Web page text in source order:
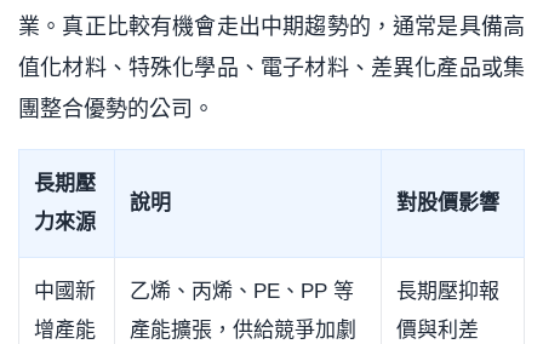
業。真正比較有機會走出中期趨勢的，通常是具備高
值化材料、特殊化學品、電子材料、差異化產品或集
團整合優勢的公司。
長期壓
力來源
說明 對股價影響
中國新
增產能
乙烯、丙烯、PE、PP 等
產能擴張，供給競爭加劇
長期壓抑報
價與利差